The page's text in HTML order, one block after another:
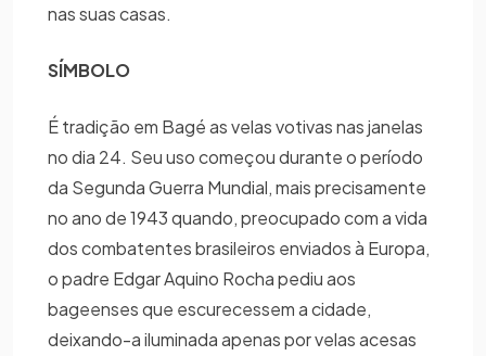
nas suas casas.
SÍMBOLO
É tradição em Bagé as velas votivas nas janelas
no dia 24. Seu uso começou durante o período
da Segunda Guerra Mundial, mais precisamente
no ano de 1943 quando, preocupado com a vida
dos combatentes brasileiros enviados à Europa,
o padre Edgar Aquino Rocha pediu aos
bageenses que escurecessem a cidade,
deixando-a iluminada apenas por velas acesas